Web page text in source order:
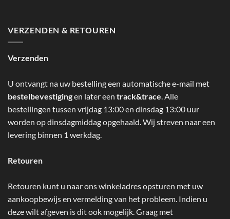
VERZENDEN & RETOUREN
Verzenden
U ontvangt na uw bestelling een automatische e-mail met
bestelbevestigingen later een track&trace. Alle
bestellingen tussen vrijdag 13:00 en dinsdag 13:00 uur
worden op dinsdagmiddag opgehaald. Wij streven naar een
levering binnen 1 werkdag.
Retouren
Retouren kunt u naar ons winkeladres opsturen met uw
aankoopbewijs en vermelding van het probleem. Indien u
deze wilt afgeven is dit ook mogelijk. Graag met